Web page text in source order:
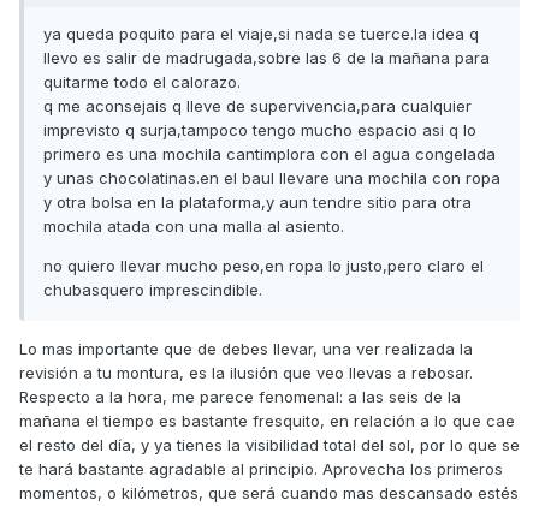
ya queda poquito para el viaje,si nada se tuerce.la idea q
llevo es salir de madrugada,sobre las 6 de la mañana para
quitarme todo el calorazo.
q me aconsejais q lleve de supervivencia,para cualquier
imprevisto q surja,tampoco tengo mucho espacio asi q lo
primero es una mochila cantimplora con el agua congelada
y unas chocolatinas.en el baul llevare una mochila con ropa
y otra bolsa en la plataforma,y aun tendre sitio para otra
mochila atada con una malla al asiento.
no quiero llevar mucho peso,en ropa lo justo,pero claro el
chubasquero imprescindible.
Lo mas importante que de debes llevar, una ver realizada la
revisión a tu montura, es la ilusión que veo llevas a rebosar.
Respecto a la hora, me parece fenomenal: a las seis de la
mañana el tiempo es bastante fresquito, en relación a lo que cae
el resto del día, y ya tienes la visibilidad total del sol, por lo que se
te hará bastante agradable al principio. Aprovecha los primeros
momentos, o kilómetros, que será cuando mas descansado estés